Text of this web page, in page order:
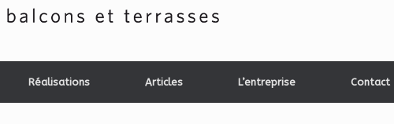
Réalisations Articles L’entreprise Contact